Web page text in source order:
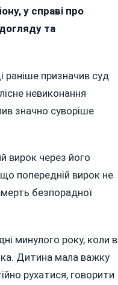
у справі про
та
раніше призначив суд
невиконання
значно суворіше
вирок через його
попередній вирок не
безпорадної
минулого року, коли в
Дитина мала важку
рухатися, говорити